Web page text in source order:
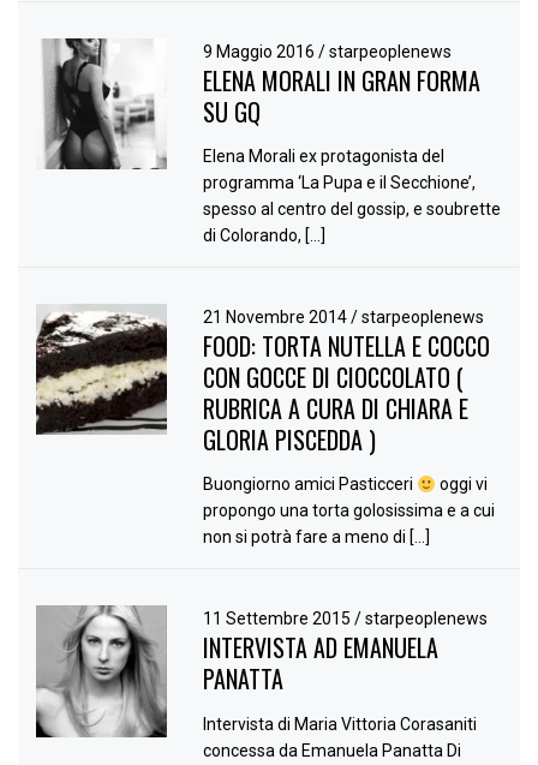
9 Maggio 2016/ starpeoplenews
ELENA MORALI IN GRAN FORMA
SU GQ
Elena Morali ex protagonista del
programma ‘La Pupa e il Secchione’,
spesso al centro del gossip, e soubrette
di Colorando, […]
21 Novembre 2014/ starpeoplenews
FOOD: TORTA NUTELLA E COCCO
CON GOCCE DI CIOCCOLATO (
RUBRICA A CURA DI CHIARA E
GLORIA PISCEDDA )
Buongiorno amici Pasticceri
oggi vi
propongo una torta golosissima e a cui
non si potrà fare a meno di […]
11 Settembre 2015/ starpeoplenews
INTERVISTA AD EMANUELA
PANATTA
Intervista di Maria Vittoria Corasaniti
concessa da Emanuela Panatta Di